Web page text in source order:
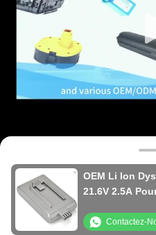
OEM Li Ion
21.6V 2.5A
Contactez-